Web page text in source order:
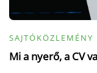
SAJTÓKÖZLEMÉNY
Mi a nyerő, a CV